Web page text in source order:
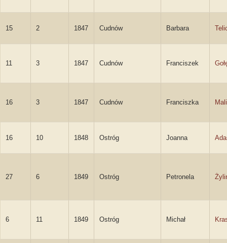
15 2 1847 Cudnów Barbara
11 3 1847 Cudnów Franciszek
16 3 1847 Cudnów Franciszka
16 10 1848 Ostróg Joanna
27 6 1849 Ostróg Petronela
6 11 1849 Ostróg Michał